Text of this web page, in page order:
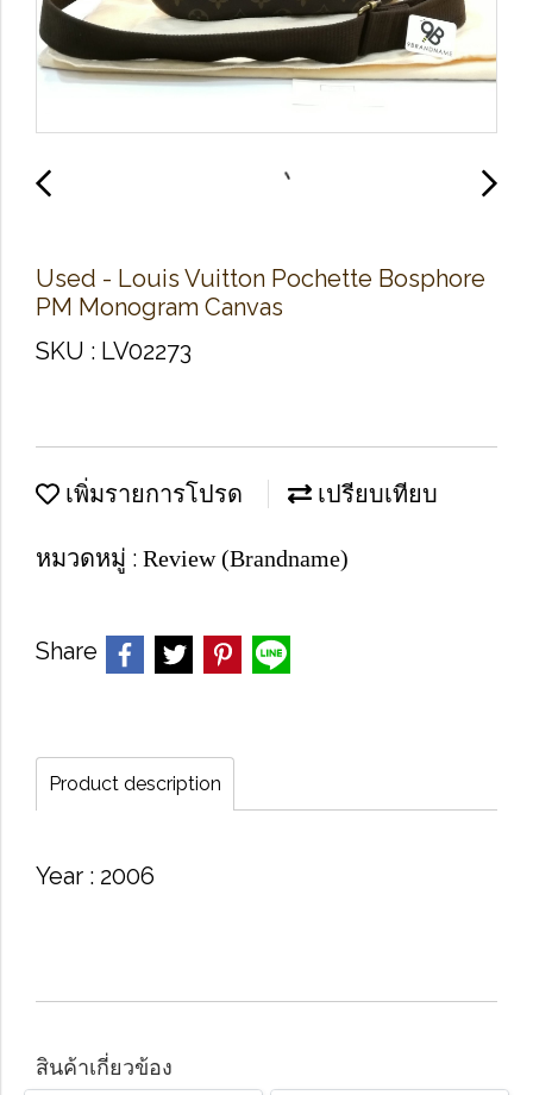
Used - Louis​ Vuitton​ Pochette​ Bosphore
PM​ Monogram Canvas​
SKU : LV02273
เพิ่มรายการโปรด เปรียบเทียบ
หมวดหมู่ : Review (Brandname)
Share
Product description
Year​ : 2006
สินค้าเกี่ยวข้อง